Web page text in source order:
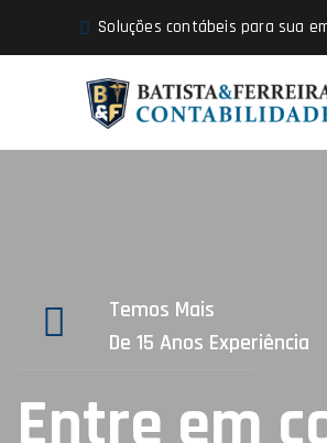
Soluções contábeis para sua
Temos Mais
De 15 Anos Experiência
Entre em